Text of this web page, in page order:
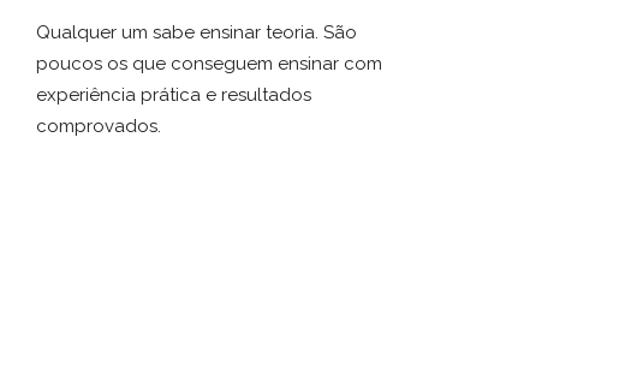
Qualquer um sabe ensinar teoria. São
poucos os que conseguem ensinar com
experiência prática e resultados
comprovados.